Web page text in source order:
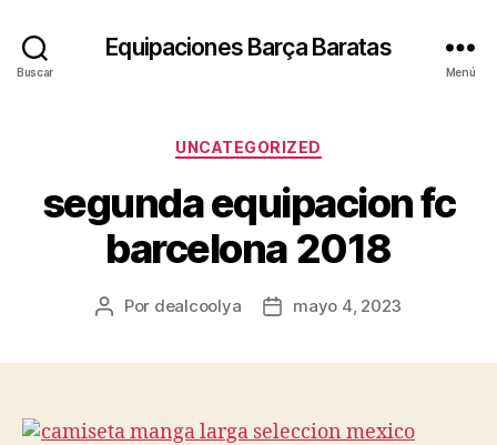
Buscar
Equipaciones Barça Baratas
Menú
Categorías
UNCATEGORIZED
segunda equipacion fc
barcelona 2018
Autor
Por dealcoolya
Fechamayo 4, 2023